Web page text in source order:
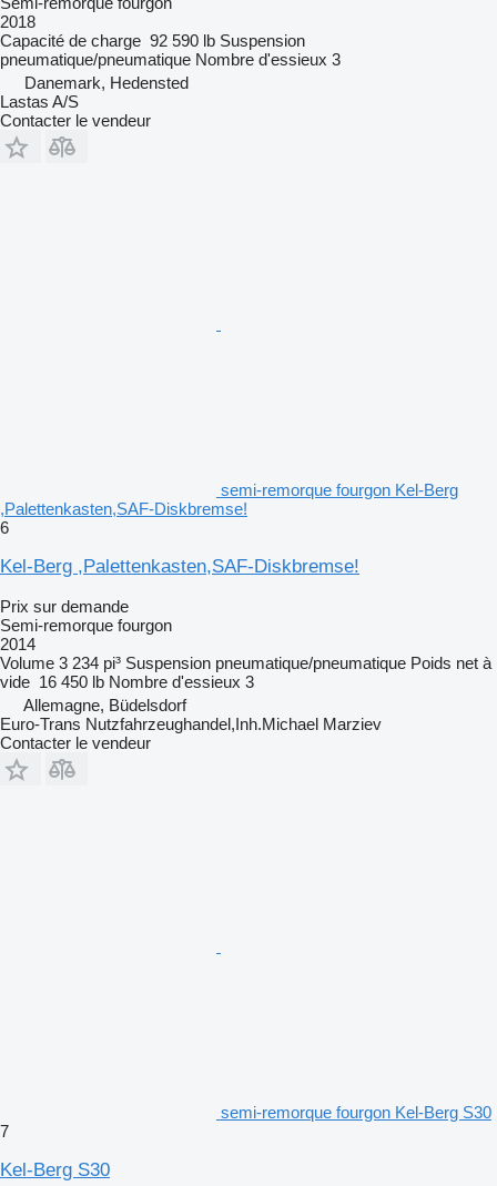
2018
Capacité de charge 92 590 lb Suspension
pneumatique/pneumatique Nombre d'essieux 3
Danemark, Hedensted
Lastas A/S
Contacter le vendeur
semi-remorque fourgon Kel-Berg
,Palettenkasten,SAF-Diskbremse!
6
Kel-Berg ,Palettenkasten,SAF-Diskbremse!
Prix sur demande
Semi-remorque fourgon
2014
Volume 3 234 pi³ Suspension pneumatique/pneumatique Poids net à
vide 16 450 lb Nombre d'essieux 3
Allemagne, Büdelsdorf
Euro-Trans Nutzfahrzeughandel,Inh.Michael Marziev
Contacter le vendeur
semi-remorque fourgon Kel-Berg S30
7
Kel-Berg S30